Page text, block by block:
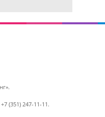
(351) 247-11-11.